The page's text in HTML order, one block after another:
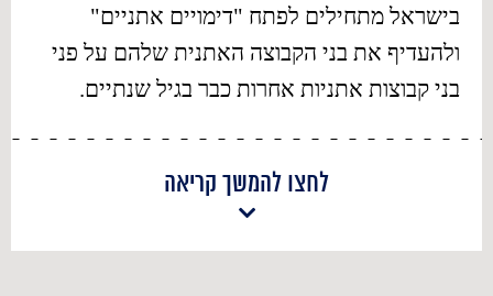
בישראל מתחילים לפתח "דימויים אתניים"
ולהעדיף את בני הקבוצה האתנית שלהם על פני
בני קבוצות אתניות אחרות כבר בגיל שנתיים.
לחצו להמשך קריאה